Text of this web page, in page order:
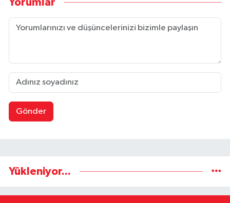
Yorumlar
Gönder
Yükleniyor...